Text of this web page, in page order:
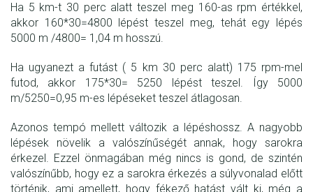
Ha 5 km-t 30 perc alatt teszel meg 160-as rpm értékkel,
akkor 160*30=4800 lépést teszel meg, tehát egy lépés
5000 m /4800= 1,04 m hosszú.
Ha ugyanezt a futást ( 5 km 30 perc alatt) 175 rpm-mel
futod, akkor 175*30= 5250 lépést teszel. Így 5000
m/5250=0,95 m-es lépéseket teszel átlagosan.
Azonos tempó mellett változik a lépéshossz. A nagyobb
lépések növelik a valószínűségét annak, hogy sarokra
érkezel. Ezzel önmagában még nincs is gond, de szintén
valószínűbb, hogy ez a sarokra érkezés a súlyvonalad előtt
történik, ami amellett, hogy fékező hatást vált ki, még a